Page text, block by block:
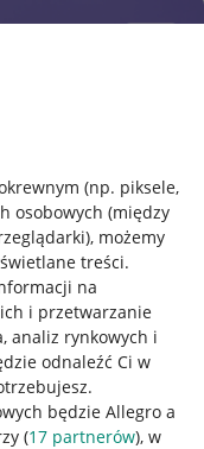
(np. piksele,
osobowych (między
, możemy
treści.
na
i przetwarzanie
analiz rynkowych i
odnaleźć Ci w
będzie Allegro a
(17 partnerów), w